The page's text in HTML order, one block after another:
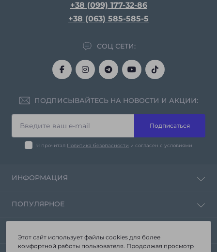
+38 (099) 177-32-86
+38 (063) 585-585-5
СОЦ СЕТИ:
ПОДПИСЫВАЙТЕСЬ НА НОВОСТИ И АКЦИИ:
Подписаться
Я прочитал Политика безопасности и согласен с условиями
ИНФОРМАЦИЯ
Контакты
Возврат товара
Производители
ПОПУЛЯРНОЕ
Зеркала от производителя «Seria-A»
Корпусная мебель
Мебель в ванную комнату
г. Запорожье ул. Стартовая 3а
Этот сайт использует файлы cookies для более
комфортной работы пользователя. Продолжая просмотр